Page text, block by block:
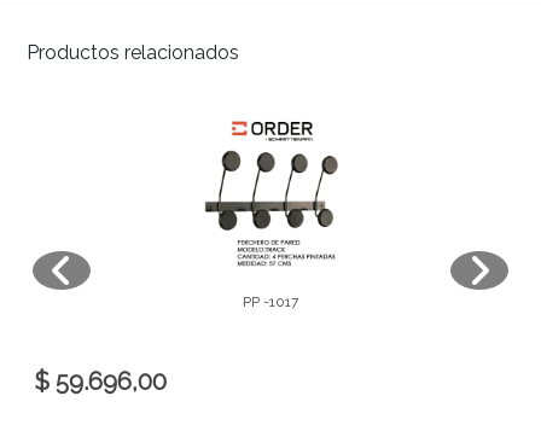
Productos relacionados
PP -1017
$ 59.696,00